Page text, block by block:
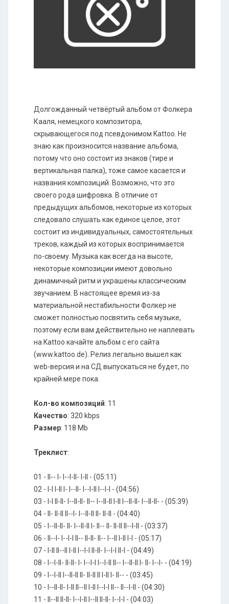
Долгожданный четвёртый альбом от Фолкера
Кааля, немецкого композитора,
скрывающегося под псевдонимом Kattoo. Не
знаю как произносится название альбома,
потому что оно состоит из знаков (тире и
вертикальная палка), тоже самое касается и
названия композиций. Возможно, что это
своего рода шифровка. В отличие от
предыдущих альбомов, некоторые из которых
следовало слушать как единое целое, этот
состоит из индивидуальных, самостоятельных
треков, каждый из которых воспринимается
по-своему. Музыка как всегда на высоте,
некоторые композиции имеют довольно
динамичный ритм и украшены классическим
звучанием. В настоящее время из-за
материальной нестабильности Фолкер не
сможет полностью посвятить себя музыке,
поэтому если вам действительно не наплевать
на Kattoo качайте альбом с его сайта
(www.kattoo.de). Релиз легально вышел как
web-версия и на СД выпускаться не будет, по
крайней мере пока.
Кол-во композиций: 11
Качество: 320 kbps
Размер: 118 Mb
Треклист:
01 - ll-- l- l--l-ll- l-ll - (05:11)
02 - l-l l-ll l- l--ll- l--l-ll l--l-l - (04:56)
03 - l-l ll-ll- l--ll-ll- ll-- l--ll-ll l-ll l--ll-ll- l--ll-ll- - (05:39)
04 - ll- ll-ll ll--l- l--ll-ll ll- ll-ll - (04:40)
05 - l--ll-ll- ll- l--ll-ll l- ll-- ll- ll-ll ll--l-ll - (03:37)
06 - ll--l- l--l-l ll-- ll-ll- ll-- l--ll l-ll l-l - (05:17)
07 - l-ll ll--ll l-ll l--l-l ll-ll- l--l-l ll-l - (04:49)
08 - l--l-ll- ll-ll- l- l--l-l l--l-ll ll-- l--ll-ll l- ll- l--l- - (04:19)
09 - l--l-ll l--ll-ll ll- ll-ll ll l-ll l- ll-- - (03:45)
10 - l--ll-ll- l-ll ll--ll l-ll l--l-l ll-- ll--l-ll - (04:30)
11 - ll--ll ll-ll- l--l-ll l--ll ll-ll- l--l-l - (04:03)